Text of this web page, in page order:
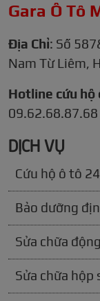
Gara Ô Tô
Địa Chỉ: Số
Nam Từ Liêm,
Hotline cứu hộ
09.62.68.87.68
DỊCH VỤ
Cứu hộ ô tô
Bảo dưỡng
Sửa chữa
Sửa chữa hộp